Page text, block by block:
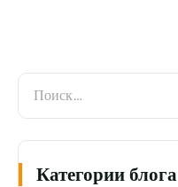
Категории блога